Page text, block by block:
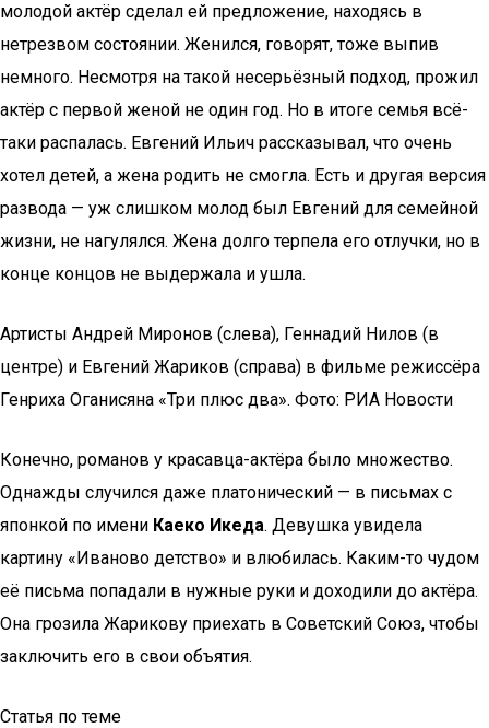
молодой актёр сделал ей предложение, находясь в
нетрезвом состоянии. Женился, говорят, тоже выпив
немного. Несмотря на такой несерьёзный подход, прожил
актёр с первой женой не один год. Но в итоге семья всё-
таки распалась. Евгений Ильич рассказывал, что очень
хотел детей, а жена родить не смогла. Есть и другая версия
развода — уж слишком молод был Евгений для семейной
жизни, не нагулялся. Жена долго терпела его отлучки, но в
конце концов не выдержала и ушла.
Артисты Андрей Миронов (слева), Геннадий Нилов (в
центре) и Евгений Жариков (справа) в фильме режиссёра
Генриха Оганисяна «Три плюс два». Фото: РИА Новости
Конечно, романов у красавца-актёра было множество.
Однажды случился даже платонический — в письмах с
японкой по имени Каеко Икеда. Девушка увидела
картину «Иваново детство» и влюбилась. Каким-то чудом
её письма попадали в нужные руки и доходили до актёра.
Она грозила Жарикову приехать в Советский Союз, чтобы
заключить его в свои объятия.
Статья по теме